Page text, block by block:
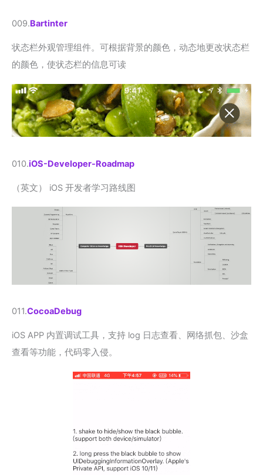
009.Bartinter
状态栏外观管理组件。可根据背景的颜色，动态地更改状态栏
的颜色，使状态栏的信息可读
010.iOS-Developer-Roadmap
（英文） iOS 开发者学习路线图
011.CocoaDebug
iOS APP 内置调试工具，支持 log 日志查看、网络抓包、沙盒
查看等功能，代码零入侵。